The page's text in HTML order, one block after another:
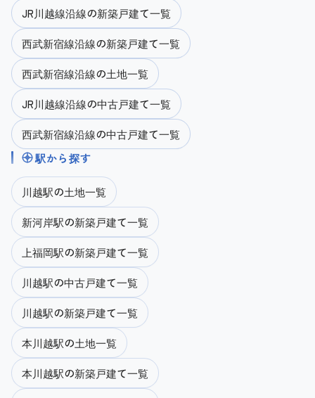
JR川越線沿線の新築戸建て一覧
西武新宿線沿線の新築戸建て一覧
西武新宿線沿線の土地一覧
JR川越線沿線の中古戸建て一覧
西武新宿線沿線の中古戸建て一覧
駅から探す
川越駅の土地一覧
新河岸駅の新築戸建て一覧
上福岡駅の新築戸建て一覧
川越駅の中古戸建て一覧
川越駅の新築戸建て一覧
本川越駅の土地一覧
本川越駅の新築戸建て一覧